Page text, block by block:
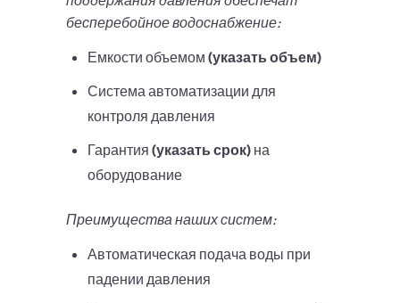
бесперебойное водоснабжение:
Емкости объемом (указать объем)
Система автоматизации для
контроля давления
Гарантия (указать срок) на
оборудование
Преимущества наших систем:
Автоматическая подача воды при
падении давления